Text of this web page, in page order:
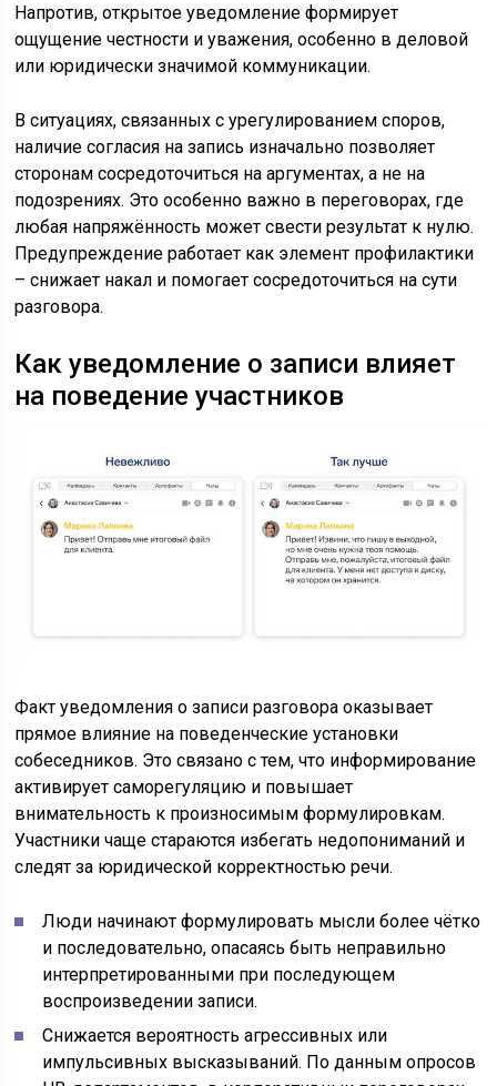
Напротив, открытое уведомление формирует
ощущение честности и уважения, особенно в деловой
или юридически значимой коммуникации.
В ситуациях, связанных с урегулированием споров,
наличие согласия на запись изначально позволяет
сторонам сосредоточиться на аргументах, а не на
подозрениях. Это особенно важно в переговорах, где
любая напряжённость может свести результат к нулю.
Предупреждение работает как элемент профилактики
– снижает накал и помогает сосредоточиться на сути
разговора.
Как уведомление о записи влияет
на поведение участников
Факт уведомления о записи разговора оказывает
прямое влияние на поведенческие установки
собеседников. Это связано с тем, что информирование
активирует саморегуляцию и повышает
внимательность к произносимым формулировкам.
Участники чаще стараются избегать недопониманий и
следят за юридической корректностью речи.
Люди начинают формулировать мысли более чётко
и последовательно, опасаясь быть неправильно
интерпретированными при последующем
воспроизведении записи.
Снижается вероятность агрессивных или
импульсивных высказываний. По данным опросов